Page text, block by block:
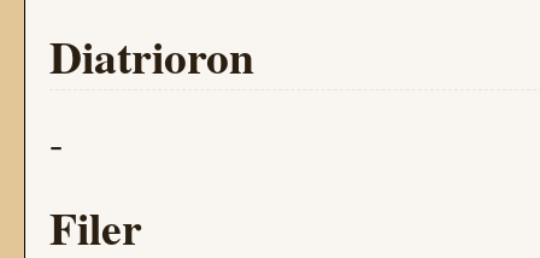
Diatrioron
-
Filer